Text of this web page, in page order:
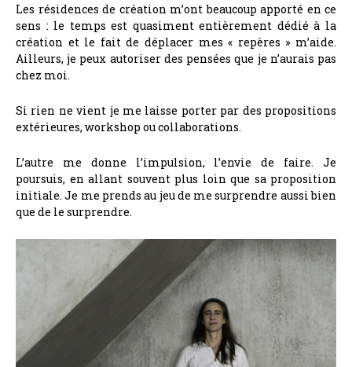
Les résidences de création m’ont beaucoup apporté en ce
sens : le temps est quasiment entièrement dédié à la
création et le fait de déplacer mes « repères » m’aide.
Ailleurs, je peux autoriser des pensées que je n’aurais pas
chez moi.
Si rien ne vient je me laisse porter par des propositions
extérieures, workshop ou collaborations.
L’autre me donne l’impulsion, l’envie de faire. Je
poursuis, en allant souvent plus loin que sa proposition
initiale. Je me prends au jeu de me surprendre aussi bien
que de le surprendre.